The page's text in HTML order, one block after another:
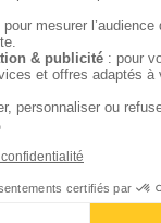
Roi du Matelas
All rights reserved.